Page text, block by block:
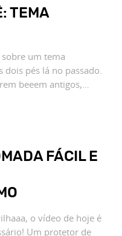
TEMA
um tema
dois pés lá no passado.
beeem antigos,…
FÁCIL E
o vídeo de hoje é
Um protetor de